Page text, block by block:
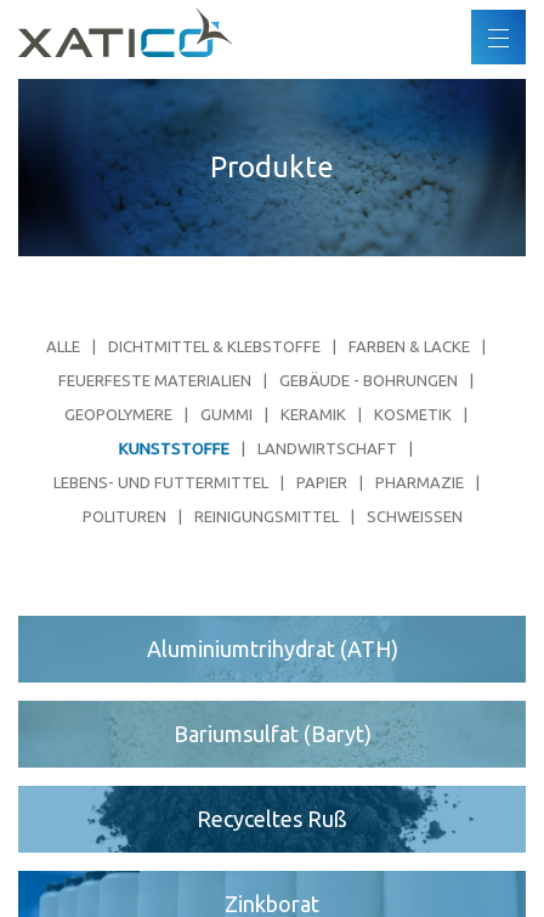
Xatico
Über uns
Unternehmenspolitik
Umweltpolitik
Standorte
Kontaktformular
Ansprechpartner
Suchen
DE
Produkte
ALLE DICHTMITTEL & KLEBSTOFFE
FARBEN & LACKE
FEUERFESTE MATERIALIEN
GEBÄUDE - BOHRUNGEN
GEOPOLYMERE
GUMMI KERAMIK
KOSMETIK
KUNSTSTOFFE
LANDWIRTSCHAFT
LEBENS- UND FUTTERMITTEL
PAPIER
PHARMAZIE
POLITUREN
REINIGUNGSMITTEL SCHWEISSEN
Aluminiumtrihydrat (ATH)
Bariumsulfat (Baryt)
Recyceltes Ruß
Zinkborat